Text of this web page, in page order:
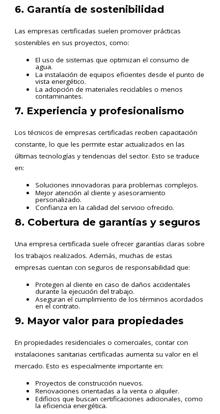
6. Garantía de sostenibilidad
Las empresas certificadas suelen promover prácticas
sostenibles en sus proyectos, como:
El uso de sistemas que optimizan el consumo de
agua.
La instalación de equipos eficientes desde el punto de
vista energético.
La adopción de materiales reciclables o menos
contaminantes.
7. Experiencia y profesionalismo
Los técnicos de empresas certificadas reciben capacitación
constante, lo que les permite estar actualizados en las
últimas tecnologías y tendencias del sector. Esto se traduce
en:
Soluciones innovadoras para problemas complejos.
Mejor atención al cliente y asesoramiento
personalizado.
Confianza en la calidad del servicio ofrecido.
8. Cobertura de garantías y seguros
Una empresa certificada suele ofrecer garantías claras sobre
los trabajos realizados. Además, muchas de estas
empresas cuentan con seguros de responsabilidad que:
Protegen al cliente en caso de daños accidentales
durante la ejecución del trabajo.
Aseguran el cumplimiento de los términos acordados
en el contrato.
9. Mayor valor para propiedades
En propiedades residenciales o comerciales, contar con
instalaciones sanitarias certificadas aumenta su valor en el
mercado. Esto es especialmente importante en:
Proyectos de construcción nuevos.
Renovaciones orientadas a la venta o alquiler.
Edificios que buscan certificaciones adicionales, como
la eficiencia energética.